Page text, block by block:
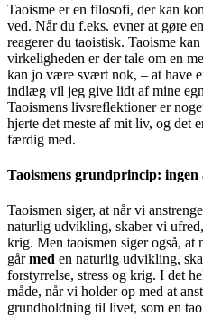
Taoisme er en filosofi, der kan
ved. Når du f.eks. evner at gøre
reagerer du taoistisk. Taoisme
virkeligheden er der tale om en
kan jo være svært nok, – at have
indlæg vil jeg give lidt af mine
Taoismens livsreflektioner er
hjerte det meste af mit liv, og det
færdig med.
Taoismens grundprincip: ingen
Taoismen siger, at når vi
naturlig udvikling, skaber vi
krig. Men taoismen siger også, at
gårmed en naturlig udvikling,
forstyrrelse, stress og krig. I det
måde, når vi holder op med at
grundholdning til livet, som en